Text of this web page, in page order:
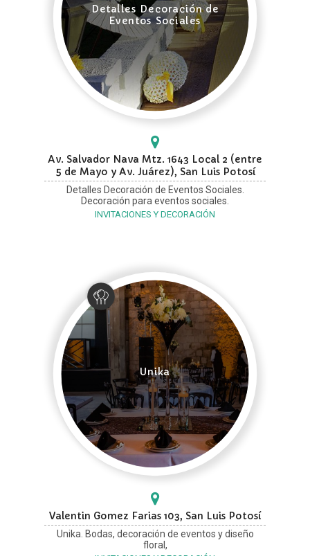
Detalles Decoración de
Eventos Sociales
Av. Salvador Nava Mtz. 1643 Local 2 (entre
5 de Mayo y Av. Juárez), San Luis Potosí
Detalles Decoración de Eventos Sociales.
Decoración para eventos sociales.
INVITACIONES Y DECORACIÓN
Unika
Valentin Gomez Farias 103, San Luis Potosí
Unika. Bodas, decoración de eventos y diseño
floral,